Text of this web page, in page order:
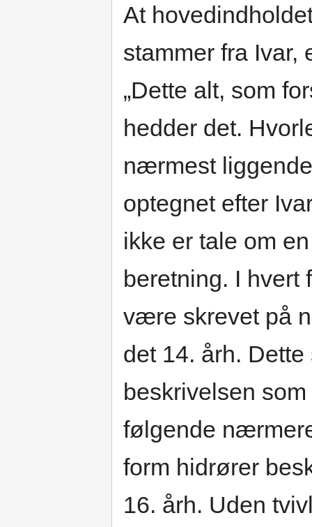
At
stammer fra Ivar,
„Dette alt, som
hedder det.
nærmest
optegnet efter
ikke er tale om
beretning. I hvert
være skrevet på
det 14. årh.
beskrivelsen
følgende
form hidrører
16. årh. Uden